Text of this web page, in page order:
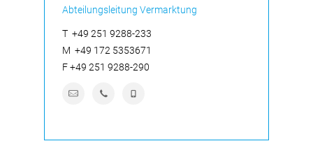
Abteilungsleitung Vermarktung
T +49 251 9288-233
M +49 172 5353671
F+49 251 9288-290